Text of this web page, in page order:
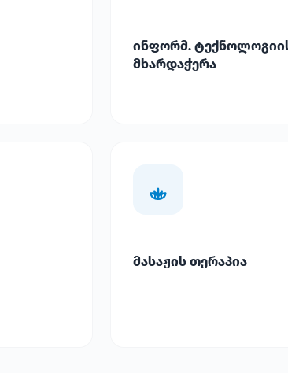
ინფორმ.
მხარდაჭერა
მასაჟის თერაპია